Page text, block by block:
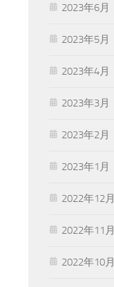
2023年6月
2023年5月
2023年4月
2023年3月
2023年2月
2023年1月
2022年12月
2022年11月
2022年10月